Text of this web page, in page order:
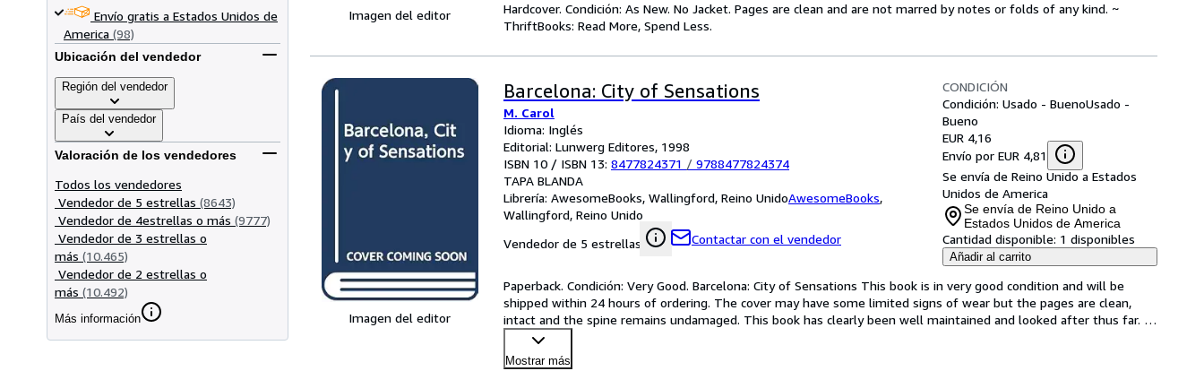
Envío gratis a Estados Unidos de
America (98)
Ubicación del vendedor
Región del vendedor
País del vendedor
Valoración de los vendedores
Todos los vendedores
Vendedor de 5 estrellas (8643)
Vendedor de 4estrellas o más (9777)
Vendedor de 3 estrellas o
más (10.465)
Vendedor de 2 estrellas o
más (10.492)
Más información
Imagen del editor
Hardcover. Condición: As New. No Jacket. Pages are clean and are not marred by notes or folds of any kind. ~
ThriftBooks: Read More, Spend Less.
Imagen del editor
Barcelona: City of Sensations
M. Carol
Idioma: Inglés
Editorial: Lunwerg Editores, 1998
ISBN 10 / ISBN 13: 8477824371 / 9788477824374
TAPA BLANDA
Librería: AwesomeBooks, Wallingford, Reino UnidoAwesomeBooks,
Wallingford, Reino Unido
Vendedor de 5 estrellas
Contactar con el vendedor
CONDICIÓN
Condición: Usado - BuenoUsado -
Bueno
EUR 4,16
Envío por EUR 4,81
Se envía de Reino Unido a Estados
Unidos de America
Se envía de Reino Unido a
Estados Unidos de America
Cantidad disponible: 1 disponibles
Añadir al carrito
Paperback. Condición: Very Good. Barcelona: City of Sensations This book is in very good condition and will be
shipped within 24 hours of ordering. The cover may have some limited signs of wear but the pages are clean,
intact and the spine remains undamaged. This book has clearly been well maintained and looked after thus far.
Mostrar más